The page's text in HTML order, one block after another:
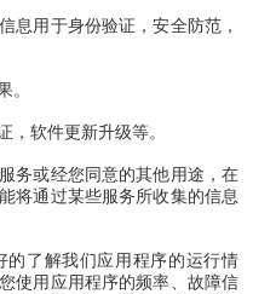
息用于身份验证，安全防范，
。
，软件更新升级等。
务或经您同意的其他用途，在
将通过某些服务所收集的信息
的了解我们应用程序的运行情
使用应用程序的频率、故障信